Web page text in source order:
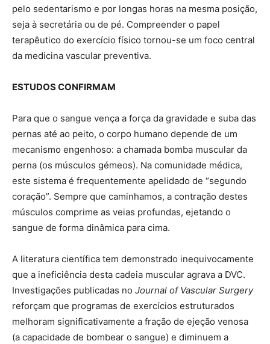
pelo sedentarismo e por longas horas na mesma posição,
seja à secretária ou de pé. Compreender o papel
terapêutico do exercício físico tornou-se um foco central
da medicina vascular preventiva.
ESTUDOS CONFIRMAM
Para que o sangue vença a força da gravidade e suba das
pernas até ao peito, o corpo humano depende de um
mecanismo engenhoso: a chamada bomba muscular da
perna (os músculos gémeos). Na comunidade médica,
este sistema é frequentemente apelidado de “segundo
coração”. Sempre que caminhamos, a contração destes
músculos comprime as veias profundas, ejetando o
sangue de forma dinâmica para cima.
A literatura científica tem demonstrado inequivocamente
que a ineficiência desta cadeia muscular agrava a DVC.
Investigações publicadas no Journal of Vascular Surgery
reforçam que programas de exercícios estruturados
melhoram significativamente a fração de ejeção venosa
(a capacidade de bombear o sangue) e diminuem a